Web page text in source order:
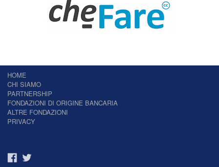
HOME
CHI SIAMO
PARTNERSHIP
FONDAZIONI DI ORIGINE BANCARIA
ALTRE FONDAZIONI
PRIVACY